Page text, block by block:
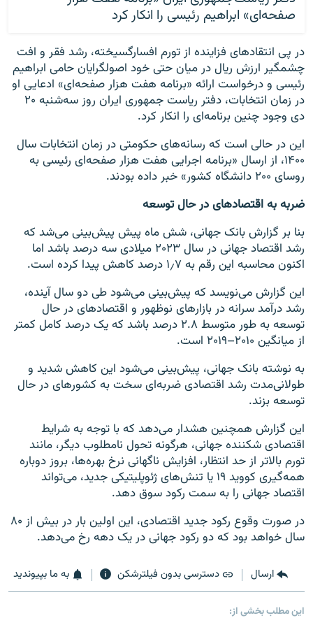
صفحه‌ای» ابراهیم رئیسی را انکار کرد
در پی انتقادهای فزاینده از تورم افسارگسیخته، رشد فقر و افت
چشمگیر ارزش ریال در میان حتی خود اصولگرایان حامی ابراهیم
رئیسی و درخواست ارائه «برنامه هفت هزار صفحه‌ای» ادعایی او
در زمان انتخابات، دفتر ریاست‌ جمهوری ایران روز سه‌شنبه ۲۰
دی‌ وجود چنین برنامه‌ای را انکار کرد.
این در حالی است که رسانه‌های حکومتی در زمان انتخابات سال
۱۴۰۰، از ارسال «برنامه اجرایی هفت هزار صفحه‌ای رئیسی به
روسای ۲۰۰ دانشگاه کشور» خبر داده بودند.
ضربه به اقتصادهای در حال توسعه
بنا بر گزارش بانک جهانی، شش ماه پیش پیش‌بینی می‌شد که
رشد اقتصاد جهانی در سال ۲۰۲۳ میلادی سه درصد باشد اما
اکنون محاسبه این رقم به ۱٫۷ درصد کاهش پیدا کرده است.
این گزارش می‌نویسد که پیش‌بینی می‌شود طی دو سال آینده،
رشد درآمد سرانه در بازارهای نوظهور و اقتصادهای در حال
توسعه به‌ طور متوسط ۲.۸ درصد باشد که یک درصد کامل کمتر
از میانگین ۲۰۱۰–۲۰۱۹ است.
به نوشته بانک جهانی، پیش‌بینی می‌شود این کاهش شدید و
طولانی‌مدت رشد اقتصادی ضربه‌ای سخت به کشورهای در حال
توسعه بزند.
این گزارش همچنین هشدار می‌دهد که با توجه به شرایط
اقتصادی شکننده جهانی، هرگونه تحول نامطلوب دیگر، مانند
تورم بالاتر از حد انتظار، افزایش ناگهانی نرخ بهره‌ها، بروز دوباره
همه‌گیری کووید ۱۹ یا تنش‌های ژئوپلیتیکی جدید، می‌تواند
اقتصاد جهانی را به سمت رکود سوق دهد.
در صورت وقوع رکود جدید اقتصادی، این اولین بار در بیش از ۸۰
سال خواهد بود که دو رکود جهانی در یک دهه رخ می‌دهد.
ارسال دسترسی بدون فیلترشکن به ما بپیوندید
این مطلب بخشی از: